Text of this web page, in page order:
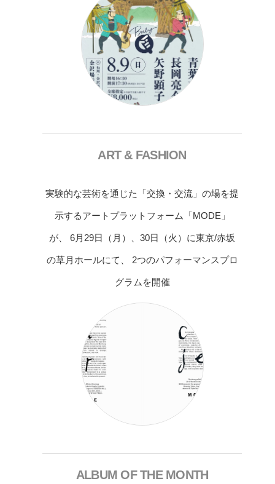
ART & FASHION
実験的な芸術を通じた「交換・交流」の場を提
示するアートプラットフォーム「MODE」
が、 6月29日（月）、30日（火）に東京/赤坂
の草月ホールにて、 2つのパフォーマンスプロ
グラムを開催
ALBUM OF THE MONTH